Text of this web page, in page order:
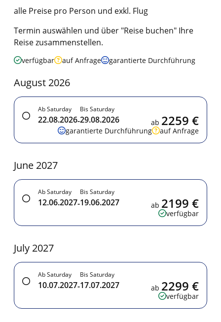
alle Preise pro Person und exkl. Flug
Termin auswählen und über "Reise buchen" Ihre
Reise zusammenstellen.
verfügbar auf Anfrage garantierte Durchführung
August 2026
Ab Saturday
22.08.2026-
Bis Saturday
29.08.2026
garantierte Durchführung auf Anfrage
ab 2259 €
June 2027
Ab Saturday
12.06.2027-
Bis Saturday
19.06.2027
verfügbar
ab 2199 €
July 2027
Ab Saturday
10.07.2027-
Bis Saturday
17.07.2027
verfügbar
ab 2299 €